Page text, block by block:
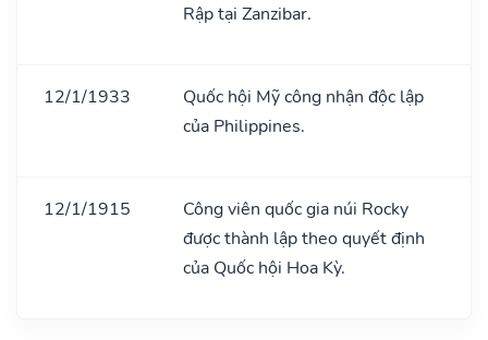
Rập tại Zanzibar.
12/1/1933
Quốc hội Mỹ công nhận độc lập
của Philippines.
12/1/1915
Công viên quốc gia núi Rocky
được thành lập theo quyết định
của Quốc hội Hoa Kỳ.